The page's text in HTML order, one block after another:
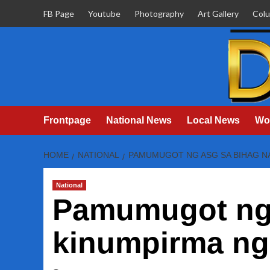
FB Page Youtube Photography Art Gallery
Frontpage National News Local News
HOME NATIONAL PAMUMUGOT NG ASG SA BIHAG
National
Pamumugot
kinumpirma